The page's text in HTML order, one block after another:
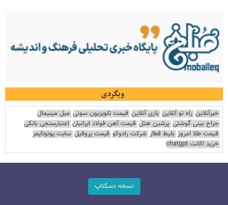
وبگردی
خبرآنلاین راه نو آنلاین بازی آنلاین قیمت تلویزیون سونی مبل مینیمال
جراح بینی گوشتی پرشین هتل قیمت آهن فولاد ایرانیان اعتبارسنجی بانکی
قیمت طلا امروز بلیط قطار شرکت رادوکو قیمت پروفیل سایت یوتوتایمز
خرید اکانت chatgpt
نسخه دسکتاپ